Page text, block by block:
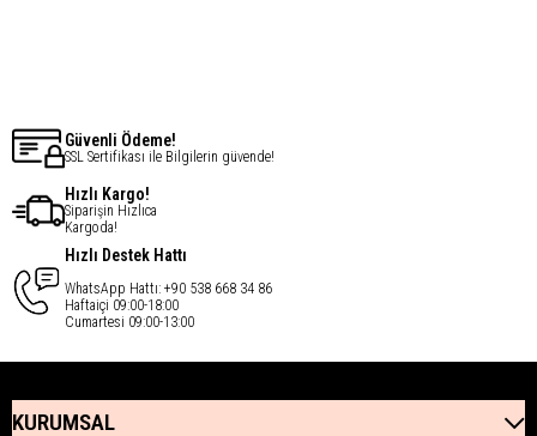
Güvenli Ödeme!
SSL Sertifikası ile Bilgilerin güvende!
Hızlı Kargo!
Siparişin Hızlıca
Kargoda!
Hızlı Destek Hattı
WhatsApp Hattı: +90 538 668 34 86
Haftaiçi 09:00-18:00
Cumartesi 09:00-13:00
KURUMSAL